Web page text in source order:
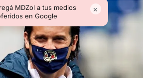
MDZol a tus medios
en Google
×